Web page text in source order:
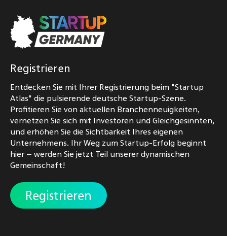
Registrieren
Entdecken Sie mit Ihrer Registrierung beim "Startup
Atlas" die pulsierende deutsche Startup-Szene.
Profitieren Sie von aktuellen Branchenneuigkeiten,
vernetzen Sie sich mit Investoren und Gleichgesinnten,
und erhöhen Sie die Sichtbarkeit Ihres eigenen
Unternehmens. Ihr Weg zum Startup-Erfolg beginnt
hier – werden Sie jetzt Teil unserer dynamischen
Gemeinschaft!
Registrieren